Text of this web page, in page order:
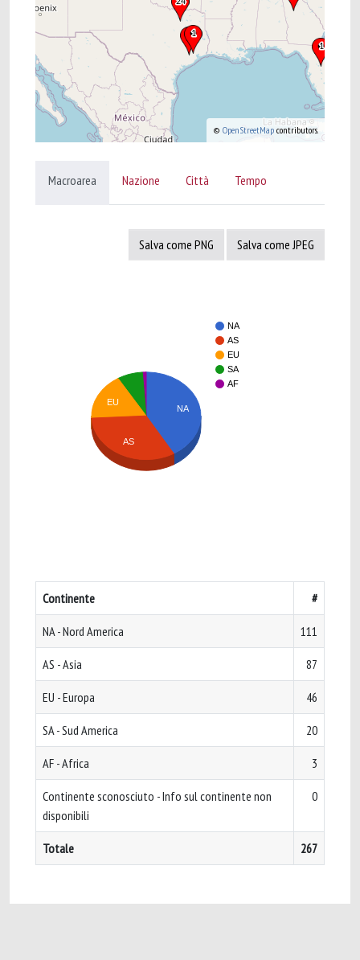
© OpenStreetMap contributors.
Macroarea Nazione Città Tempo
Salva come PNG Salva come JPEG
NA
AS
EU
SA
AF
NA
EU
AS
Continente #
NA - Nord America 111
AS - Asia 87
EU - Europa 46
SA - Sud America 20
AF - Africa 3
Continente sconosciuto - Info sul continente non
disponibili
0
Totale 267